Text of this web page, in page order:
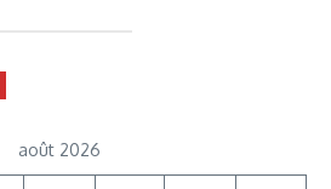
août 2026